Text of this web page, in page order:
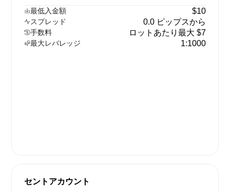
最低入金額 $10
スプレッド 0.0 ピップスから
手数料 ロットあたり最大 $7
最大レバレッジ 1:1000
セントアカウント